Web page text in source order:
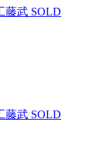
藤武 SOLD
藤武 SOLD